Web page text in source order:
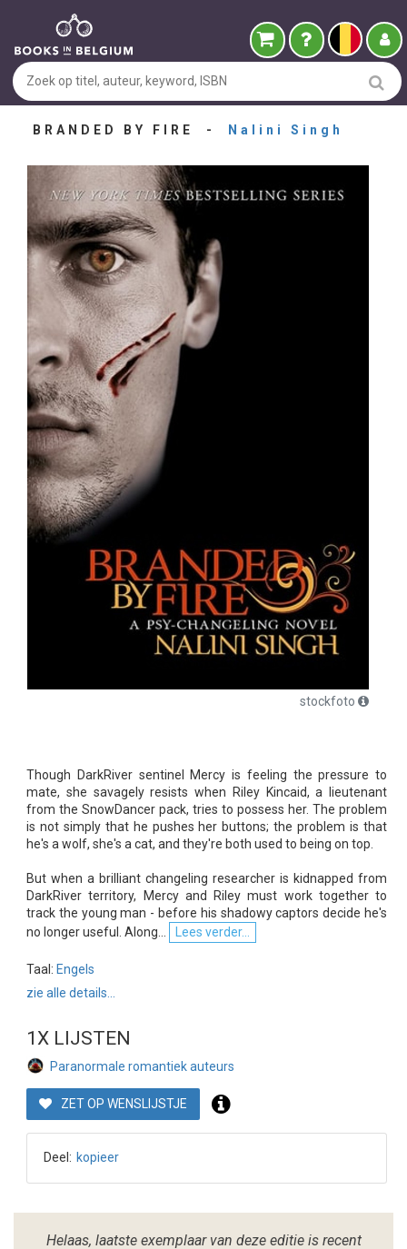
BRANDED BY FIRE - Nalini Singh
stockfoto
Though DarkRiver sentinel Mercy is feeling the pressure to
mate, she savagely resists when Riley Kincaid, a lieutenant
from the SnowDancer pack, tries to possess her. The problem
is not simply that he pushes her buttons; the problem is that
he's a wolf, she's a cat, and they're both used to being on top.
But when a brilliant changeling researcher is kidnapped from
DarkRiver territory, Mercy and Riley must work together to
track the young man - before his shadowy captors decide he's
no longer useful. Along...
Lees verder...
Taal: Engels
zie alle details...
1X LIJSTEN
Paranormale romantiek auteurs
ZET OP WENSLIJSTJE
Deel: kopieer
Helaas, laatste exemplaar van deze editie is recent